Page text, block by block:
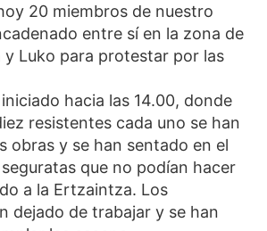
20 miembros de nuestro
entre sí en la zona de
y Luko para protestar por las
hacia las 14.00, donde
resistentes cada uno se han
obras y se han sentado en el
que no podían hacer
a la Ertzaintza. Los
dejado de trabajar y se han